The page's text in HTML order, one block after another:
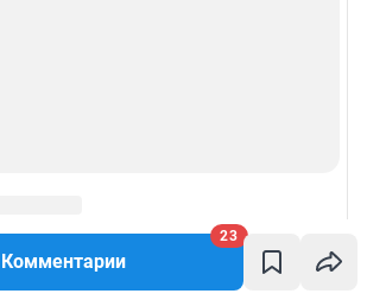
Комментарии
23